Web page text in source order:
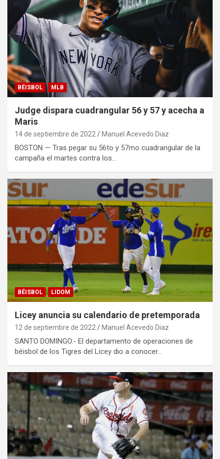
BÉISBOL MLB
Judge dispara cuadrangular 56 y 57 y acecha a
Maris
14 de septiembre de 2022 Manuel Acevedo Diaz
BOSTON — Tras pegar su 56to y 57mo cuadrangular de la
campaña el martes contra los…
BÉISBOL LIDOM
Licey anuncia su calendario de pretemporada
12 de septiembre de 2022 Manuel Acevedo Diaz
SANTO DOMINGO.- El departamento de operaciones de
béisbol de los Tigres del Licey dio a conocer…